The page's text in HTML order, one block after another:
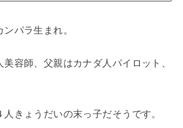
パラ生まれ。
容師、父親はカナダ人パイロット、
きょうだいの末っ子だそうです。